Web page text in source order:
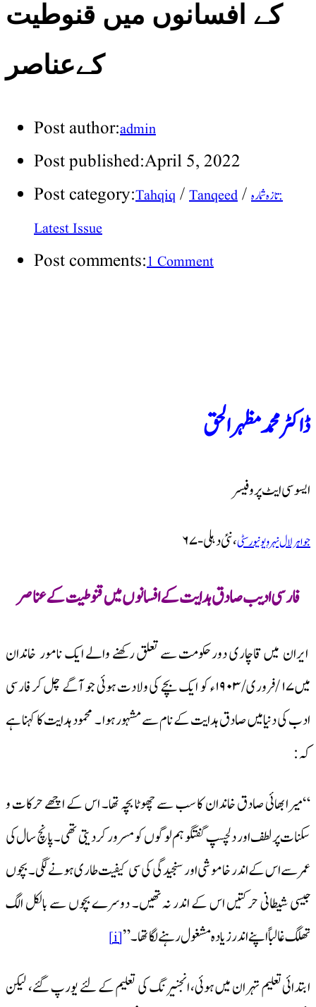
کے افسانوں میں قنوطیت
کےعناصر
Post author:admin
Post published:April 5, 2022
Post category:Tahqiq / Tanqeed / تازہ شمارہ :
Latest Issue
Post comments:1 Comment
ڈاکٹر محمد مظہرالحق
ایسوسی ایٹ پروفیسر
جواہر لال نہرو یونیورسٹی، نئی دہلی-۶۷
فارسی ادیب صادق ہدایت کے افسانوں میں قنوطیت کےعناصر
ایران میں قاچاری دورحکومت سے تعلق رکھنے والے ایک نامور خاندان
میں۱۷ /فروری/ ۱۹۰۳ء کو ایک بچے کی ولادت ہوئی جو آگے چل کر فارسی
ادب کی دنیامیں صادق ہدایت کے نام سے مشہور ہوا ۔ محمود ہدایت کا کہنا ہے
کہ:
“میرا بھائی صادق خاندان کا سب سے چھوٹا بچہ تھا۔ اس کے اچھے حرکات و
سکنات پر لطف اور دلچسپ گفتگو ہم لوگوں کو مسرور کر دیتی تھی۔ پانچ سال کی
عمر سے اس کے اندر خاموشی اور سنجیدگی کی سی کیفیت طاری ہونے لگی۔ بچوں
جیسی شیطانی حرکتیں اس کے اندر نہ تھیں۔ دوسرے بچوں سے بالکل الگ
تھلگ غالباً اپنے اندر زیادہ مشغول رہنے لگا تها۔”[i]
ابتدائی تعلیم تہران میں ہوئی، انجنیرنگ کی تعلیم کے لئے یورپ گئے، لیکن